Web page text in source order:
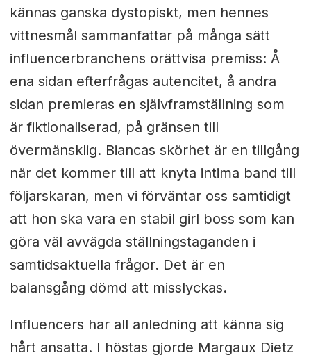
kännas ganska dystopiskt, men hennes
vittnesmål sammanfattar på många sätt
influencerbranchens orättvisa premiss: Å
ena sidan efterfrågas autencitet, å andra
sidan premieras en självframställning som
är fiktionaliserad, på gränsen till
övermänsklig. Biancas skörhet är en tillgång
när det kommer till att knyta intima band till
följarskaran, men vi förväntar oss samtidigt
att hon ska vara en stabil girl boss som kan
göra väl avvägda ställningstaganden i
samtidsaktuella frågor. Det är en
balansgång dömd att misslyckas.
Influencers har all anledning att känna sig
hårt ansatta. I höstas gjorde Margaux Dietz